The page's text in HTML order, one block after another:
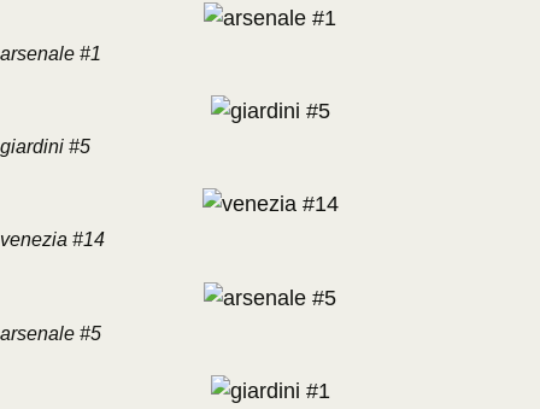
arsenale #1
giardini #5
venezia #14
arsenale #5